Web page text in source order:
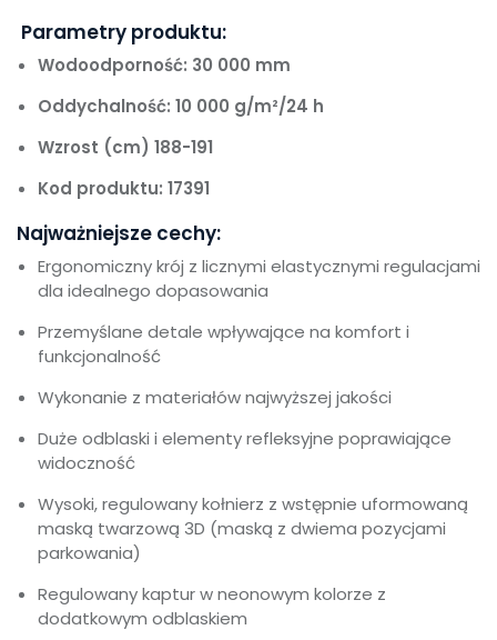
Parametry produktu:
Wodoodporność: 30 000 mm
Oddychalność: 10 000 g/m²/24 h
Wzrost (cm) 188-191
Kod produktu: 17391
Najważniejsze cechy:
Ergonomiczny krój z licznymi elastycznymi regulacjami
dla idealnego dopasowania
Przemyślane detale wpływające na komfort i
funkcjonalność
Wykonanie z materiałów najwyższej jakości
Duże odblaski i elementy refleksyjne poprawiające
widoczność
Wysoki, regulowany kołnierz z wstępnie uformowaną
maską twarzową 3D (maską z dwiema pozycjami
parkowania)
Regulowany kaptur w neonowym kolorze z
dodatkowym odblaskiem